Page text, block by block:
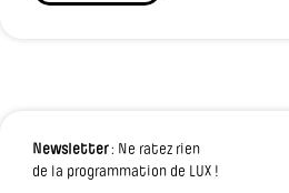
Newsletter: Ne ratez rien
de la programmation de LUX !